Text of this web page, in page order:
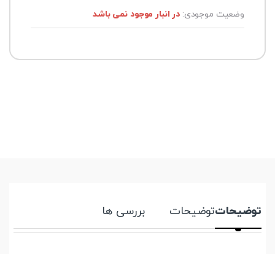
وضعیت موجودی:در انبار موجود نمی باشد
توضیحاتتوضیحات بررسی ها